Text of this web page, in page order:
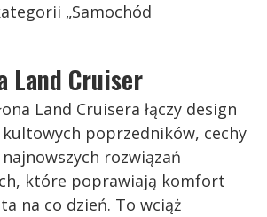
„Samochód
Land Cruiser
Land Cruisera łączy design
kultowych poprzedników, cechy
rozwiązań
które poprawiają komfort
na co dzień. To wciąż